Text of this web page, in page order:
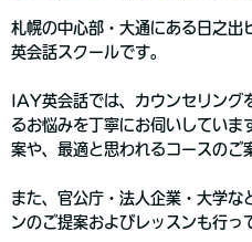
札幌の中心部・大通にある日之
英会話スクールです。
IAY英会話では、カウンセリング
るお悩みを丁寧にお伺いしていま
案や、最適と思われるコースのご
また、官公庁・法人企業・大学な
ンのご提案およびレッスンも行っ